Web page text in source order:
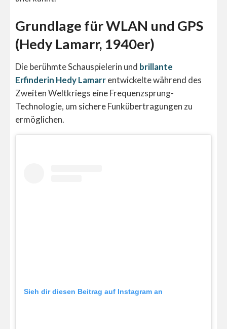
Grundlage für WLAN und GPS
(Hedy Lamarr, 1940er)
Die berühmte Schauspielerin und brillante
Erfinderin Hedy Lamarrentwickelte während des
Zweiten Weltkriegs eine Frequenzsprung-
Technologie, um sichere Funkübertragungen zu
ermöglichen.
Sieh dir diesen Beitrag auf Instagram an